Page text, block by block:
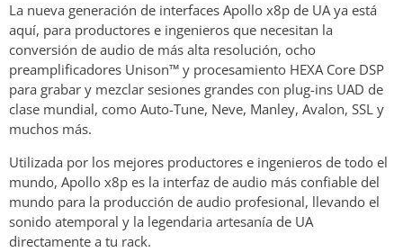
La nueva generación de interfaces Apollo x8p de UA ya está
aquí, para productores e ingenieros que necesitan la
conversión de audio de más alta resolución, ocho
preamplificadores Unison™ y procesamiento HEXA Core DSP
para grabar y mezclar sesiones grandes con plug-ins UAD de
clase mundial, como Auto-Tune, Neve, Manley, Avalon, SSL y
muchos más.
Utilizada por los mejores productores e ingenieros de todo el
mundo, Apollo x8p es la interfaz de audio más confiable del
mundo para la producción de audio profesional, llevando el
sonido atemporal y la legendaria artesanía de UA
directamente a tu rack.